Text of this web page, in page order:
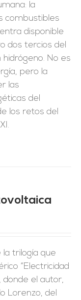
la
combustibles
disponible
dos tercios del
No es
pero la
las
del
los retos del
la trilogía que
“Electricidad
donde el autor,
Lorenzo, del